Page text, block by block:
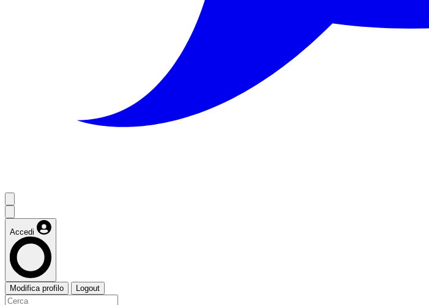
Accedi
Modifica profilo Logout